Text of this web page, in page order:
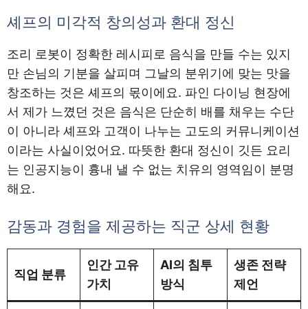
셰프의 미각적 창의성과 환대 정신
조리 로봇이 정확한 레시피로 음식을 만들 수는 있지
만 손님의 기분을 살피며 그날의 분위기에 맞는 맛을
창조하는 것은 셰프의 몫이에요. 파인 다이닝 현장에
서 제가 느꼈던 것은 음식은 단순히 배를 채우는 수단
이 아니라 셰프와 고객이 나누는 고도의 커뮤니케이션
이라는 사실이었어요. 따뜻한 환대 정신이 깃든 요리
는 인공지능이 흉내 낼 수 없는 치유의 영역임이 분명
해요.
감동과 경험을 제공하는 직군 상세 현황
직업 분류
인간 고유
가치
AI의 침투
방식
생존 전략
제언